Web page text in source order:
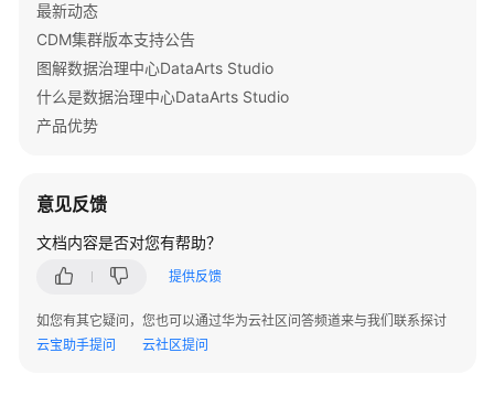
Apache
Hive
数
HBase
数
源
RestApi
最新动态
CDM集群版本支持公告
图解数据治理中心DataArts Studio
什么是数据治理中心DataArts Studio
产品优势
意见反馈
文档内容是否对您有帮助？
提供反馈
如您有其它疑问，您也可以通过华为云社区问答频道来与我们联系探讨
云宝助手提问
云社区提问